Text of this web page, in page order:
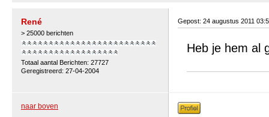
René
> 25000 berichten
Totaal aantal Berichten: 27727
Geregistreerd: 27-04-2004
Gepost: 24 augustus 2011
Heb je hem al
naar boven